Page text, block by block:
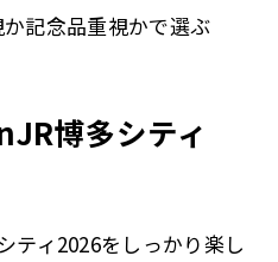
記念品重視かで選ぶ
博多シティ
ティ2026をしっかり楽し